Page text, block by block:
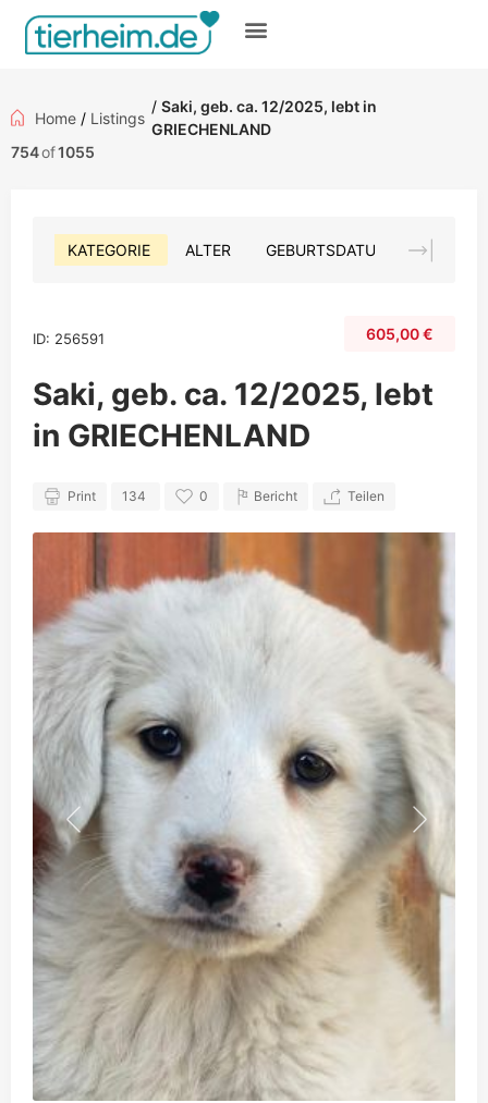
Home / Listings
/ Saki, geb. ca. 12/2025, lebt in
GRIECHENLAND
754of1055
KATEGORIE ALTER GEBURTSDATUM FARBE
ID: 256591 605,00€
Saki, geb. ca. 12/2025, lebt
in GRIECHENLAND
Print 134 0 Bericht Teilen